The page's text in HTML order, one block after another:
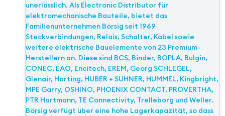
unerlässlich. Als Electronic Distributor für
elektromechanische Bauteile, bietet das
Familienunternehmen Börsig seit 1969
Steckverbindungen, Relais, Schalter, Kabel sowie
weitere elektrische Bauelemente von 23 Premium-
Herstellern an. Diese sind BCS, Binder, BOPLA, Bulgin,
CONEC, EAO, Encitech, EREM, Georg SCHLEGEL,
Glenair, Harting, HUBER + SUHNER, HUMMEL, Kingbright,
MPE Garry, OSHINO, PHOENIX CONTACT, PROVERTHA,
PTR Hartmann, TE Connectivity, Trelleborg und Weller.
Börsig verfügt über eine hohe Lagerkapazität, so dass